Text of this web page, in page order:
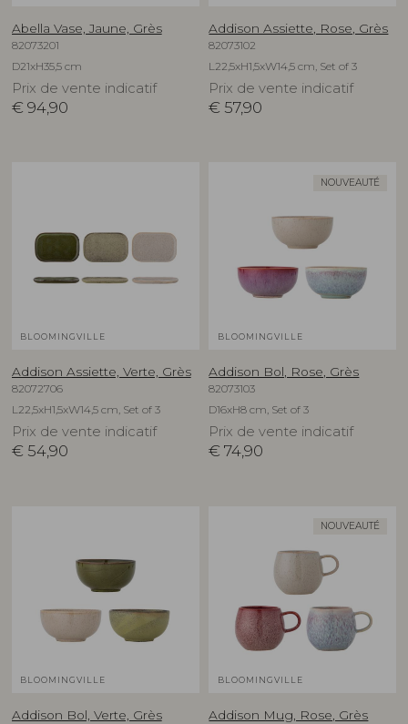
Abella Vase, Jaune, Grès
82073201
D21xH35,5 cm
Prix de vente indicatif
€ 94,90
Addison Assiette, Rose, Grès
82073102
L22,5xH1,5xW14,5 cm, Set of 3
Prix de vente indicatif
€ 57,90
BLOOMINGVILLE
Addison Assiette, Verte, Grès
82072706
L22,5xH1,5xW14,5 cm, Set of 3
Prix de vente indicatif
€ 54,90
NOUVEAUTÉ
BLOOMINGVILLE
Addison Bol, Rose, Grès
82073103
D16xH8 cm, Set of 3
Prix de vente indicatif
€ 74,90
BLOOMINGVILLE
Addison Bol, Verte, Grès
NOUVEAUTÉ
BLOOMINGVILLE
Addison Mug, Rose, Grès